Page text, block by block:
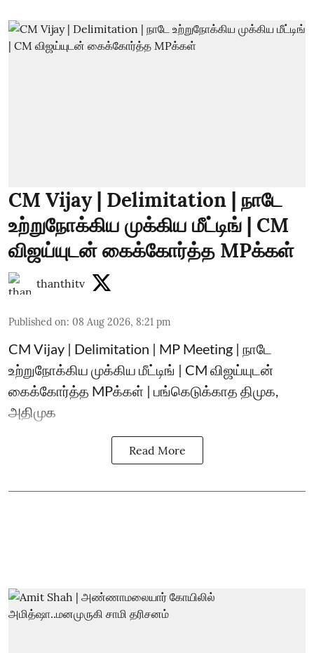
CM Vijay | Delimitation | நாடே
உற்றுநோக்கிய முக்கிய மீட்டிங் | CM
விஜய்யுடன் கைக்கோர்த்த MPக்கள்
thanthitv
Published on: 08 Aug 2026, 8:21 pm
CM Vijay | Delimitation | MP Meeting | நாடே
உற்றுநோக்கிய முக்கிய மீட்டிங் | CM விஜய்யுடன்
கைக்கோர்த்த MPக்கள் | பங்கெடுக்காத திமுக,
அதிமுக
Read More